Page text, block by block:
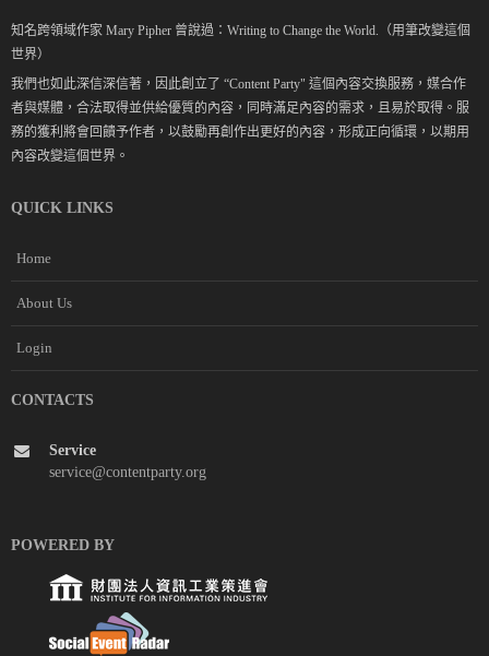
知名跨領域作家 Mary Pipher 曾說過：Writing to Change the World.（用筆改變這個
世界）
我們也如此深信深信著，因此創立了 “Content Party" 這個內容交換服務，媒合作
者與媒體，合法取得並供給優質的內容，同時滿足內容的需求，且易於取得。服
務的獲利將會回饋予作者，以鼓勵再創作出更好的內容，形成正向循環，以期用
內容改變這個世界。
QUICK LINKS
Home
About Us
Login
CONTACTS
Service
service@contentparty.org
POWERED BY